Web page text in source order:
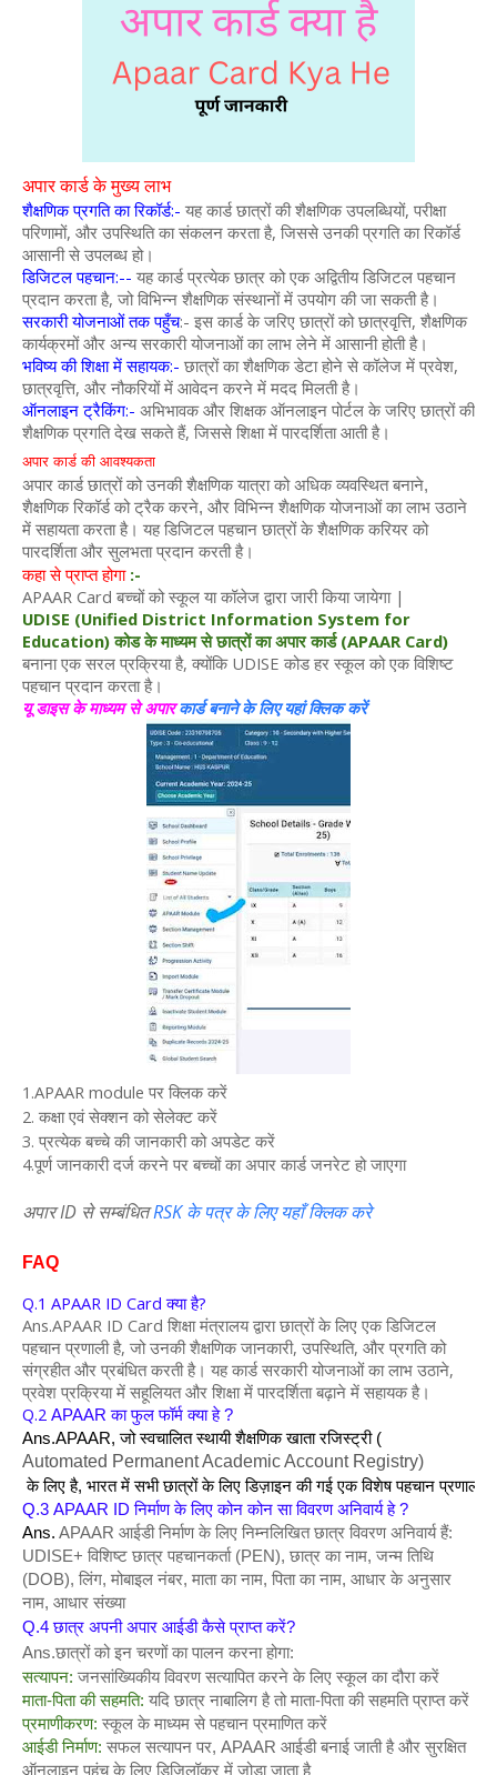
अपार कार्ड के मुख्य लाभ
शैक्षणिक प्रगति का रिकॉर्ड:- यह कार्ड छात्रों की शैक्षणिक उपलब्धियों, परीक्षा
परिणामों, और उपस्थिति का संकलन करता है, जिससे उनकी प्रगति का रिकॉर्ड
आसानी से उपलब्ध हो।
डिजिटल पहचान:-- यह कार्ड प्रत्येक छात्र को एक अद्वितीय डिजिटल पहचान
प्रदान करता है, जो विभिन्न शैक्षणिक संस्थानों में उपयोग की जा सकती है।
सरकारी योजनाओं तक पहुँच:- इस कार्ड के जरिए छात्रों को छात्रवृत्ति, शैक्षणिक
कार्यक्रमों और अन्य सरकारी योजनाओं का लाभ लेने में आसानी होती है।
भविष्य की शिक्षा में सहायक:- छात्रों का शैक्षणिक डेटा होने से कॉलेज में प्रवेश,
छात्रवृत्ति, और नौकरियों में आवेदन करने में मदद मिलती है।
ऑनलाइन ट्रैकिंग:- अभिभावक और शिक्षक ऑनलाइन पोर्टल के जरिए छात्रों की
शैक्षणिक प्रगति देख सकते हैं, जिससे शिक्षा में पारदर्शिता आती है।
अपार कार्ड की आवश्यकता
अपार कार्ड छात्रों को उनकी शैक्षणिक यात्रा को अधिक व्यवस्थित बनाने,
शैक्षणिक रिकॉर्ड को ट्रैक करने, और विभिन्न शैक्षणिक योजनाओं का लाभ उठाने
में सहायता करता है। यह डिजिटल पहचान छात्रों के शैक्षणिक करियर को
पारदर्शिता और सुलभता प्रदान करती है।
कहा से प्राप्त होगा:-
APAAR Card बच्चों को स्कूल या कॉलेज द्वारा जारी किया जायेगा |
UDISE (Unified District Information System for
Education) कोड के माध्यम से छात्रों का अपार कार्ड (APAAR Card)
बनाना एक सरल प्रक्रिया है, क्योंकि UDISE कोड हर स्कूल को एक विशिष्ट
पहचान प्रदान करता है।
यू डाइस के माध्यम से अपारकार्ड बनाने के लिए यहां क्लिक करें
1.APAAR module पर क्लिक करें
2. कक्षा एवं सेक्शन को सेलेक्ट करें
3. प्रत्येक बच्चे की जानकारी को अपडेट करें
4.पूर्ण जानकारी दर्ज करने पर बच्चों का अपार कार्ड जनरेट हो जाएगा
अपार ID से सम्बंधितRSK के पत्र के लिए यहाँ क्लिक करे
FAQ
Q.1 APAAR ID Card क्या है?
Ans.APAAR ID Card शिक्षा मंत्रालय द्वारा छात्रों के लिए एक डिजिटल
पहचान प्रणाली है, जो उनकी शैक्षणिक जानकारी, उपस्थिति, और प्रगति को
संग्रहीत और प्रबंधित करती है। यह कार्ड सरकारी योजनाओं का लाभ उठाने,
प्रवेश प्रक्रिया में सहूलियत और शिक्षा में पारदर्शिता बढ़ाने में सहायक है।
Q.2 APAAR का फुल फॉर्म क्या हे ?
Ans.APAAR, जो स्वचालित स्थायी शैक्षणिक खाता रजिस्ट्री (
Automated Permanent Academic Account Registry)
के लिए है, भारत में सभी छात्रों के लिए डिज़ाइन की गई एक विशेष पहचान
Q.3 APAAR ID निर्माण के लिए कोन कोन सा विवरण अनिवार्य हे ?
Ans. APAAR आईडी निर्माण के लिए निम्नलिखित छात्र विवरण अनिवार्य हैं:
UDISE+ विशिष्ट छात्र पहचानकर्ता (PEN), छात्र का नाम, जन्म तिथि
(DOB), लिंग, मोबाइल नंबर, माता का नाम, पिता का नाम, आधार के अनुसार
नाम, आधार संख्या
Q.4 छात्र अपनी अपार आईडी कैसे प्राप्त करें?
Ans.छात्रों को इन चरणों का पालन करना होगा:
सत्यापन: जनसांख्यिकीय विवरण सत्यापित करने के लिए स्कूल का दौरा करें
माता-पिता की सहमति: यदि छात्र नाबालिग है तो माता-पिता की सहमति प्राप्त करें
प्रमाणीकरण: स्कूल के माध्यम से पहचान प्रमाणित करें
आईडी निर्माण: सफल सत्यापन पर, APAAR आईडी बनाई जाती है और सुरक्षित
ऑनलाइन पहुंच के लिए डिजिलॉकर में जोड़ा जाता है